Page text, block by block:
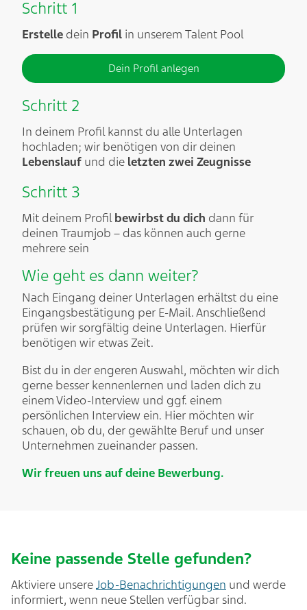
Schritt 1
Erstelle dein Profil in unserem Talent Pool
Dein Profil anlegen
Schritt 2
In deinem Profil kannst du alle Unterlagen
hochladen; wir benötigen von dir deinen
Lebenslauf und die letzten zwei Zeugnisse
Schritt 3
Mit deinem Profilbewirbst du dich dann für
deinen Traumjob – das können auch gerne
mehrere sein
Wie geht es dann weiter?​
Nach Eingang deiner Unterlagen erhältst du eine
Eingangsbestätigung per E-Mail.​ Anschließend
prüfen wir sorgfältig deine Unterlagen. Hierfür
benötigen wir etwas Zeit.​
Bist du in der engeren Auswahl, möchten wir dich
gerne besser kennenlernen und laden dich zu
einem Video-Interview und ggf. einem
persönlichen Interview ein. Hier möchten wir
schauen, ob du, der gewählte Beruf und unser
Unternehmen zueinander passen.​
Wir freuen uns auf deine Bewerbung.
Keine passende Stelle gefunden?
Aktiviere unsereJob-Benachrichtigungen und werde
informiert, wenn neue Stellen verfügbar sind.